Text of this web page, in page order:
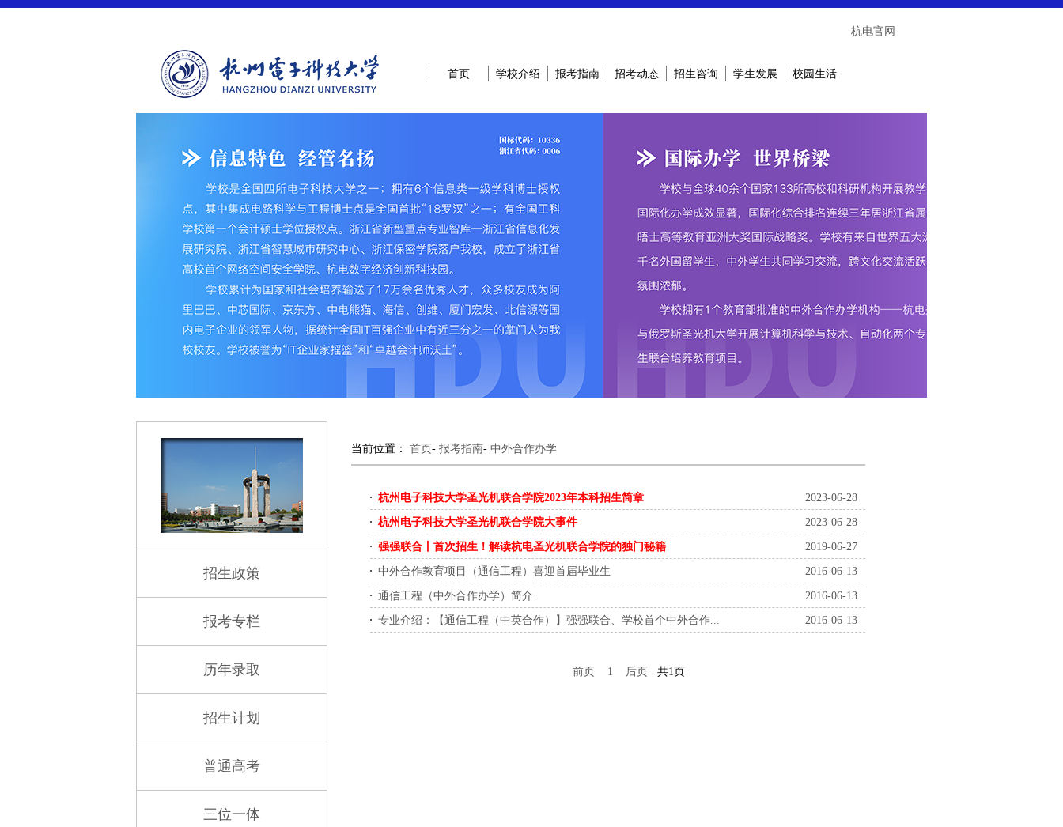
杭电官网
首页 学校介绍 报考指南 招考动态 招生咨询 学生发展 校园生活
3
招生政策
报考专栏
历年录取
招生计划
普通高考
三位一体
当前位置： 首页- 报考指南- 中外合作办学
2023-06-28
杭州电子科技大学圣光机联合学院2023年本科招生简章
2023-06-28
杭州电子科技大学圣光机联合学院大事件
2019-06-27
强强联合丨首次招生！解读杭电圣光机联合学院的独门秘籍
2016-06-13
中外合作教育项目（通信工程）喜迎首届毕业生
2016-06-13
通信工程（中外合作办学）简介
2016-06-13
专业介绍：【通信工程（中英合作）】强强联合、学校首个中外合作...
前页 1 后页 共1页